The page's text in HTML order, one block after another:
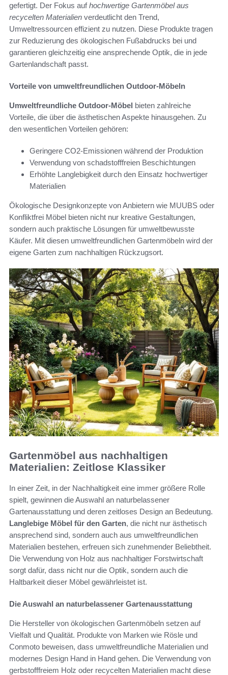
gefertigt. Der Fokus aufhochwertige Gartenmöbel aus
recycelten Materialien verdeutlicht den Trend,
Umweltressourcen effizient zu nutzen. Diese Produkte tragen
zur Reduzierung des ökologischen Fußabdrucks bei und
garantieren gleichzeitig eine ansprechende Optik, die in jede
Gartenlandschaft passt.
Vorteile von umweltfreundlichen Outdoor-Möbeln
Umweltfreundliche Outdoor-Möbel bieten zahlreiche
Vorteile, die über die ästhetischen Aspekte hinausgehen. Zu
den wesentlichen Vorteilen gehören:
Geringere CO2-Emissionen während der Produktion
Verwendung von schadstofffreien Beschichtungen
Erhöhte Langlebigkeit durch den Einsatz hochwertiger
Materialien
Ökologische Designkonzepte von Anbietern wie MUUBS oder
Konfliktfrei Möbel bieten nicht nur kreative Gestaltungen,
sondern auch praktische Lösungen für umweltbewusste
Käufer. Mit diesen umweltfreundlichen Gartenmöbeln wird der
eigene Garten zum nachhaltigen Rückzugsort.
Gartenmöbel aus nachhaltigen
Materialien: Zeitlose Klassiker
In einer Zeit, in der Nachhaltigkeit eine immer größere Rolle
spielt, gewinnen die Auswahl an naturbelassener
Gartenausstattung und deren zeitloses Design an Bedeutung.
Langlebige Möbel für den Garten, die nicht nur ästhetisch
ansprechend sind, sondern auch aus umweltfreundlichen
Materialien bestehen, erfreuen sich zunehmender Beliebtheit.
Die Verwendung von Holz aus nachhaltiger Forstwirtschaft
sorgt dafür, dass nicht nur die Optik, sondern auch die
Haltbarkeit dieser Möbel gewährleistet ist.
Die Auswahl an naturbelassener Gartenausstattung
Die Hersteller von ökologischen Gartenmöbeln setzen auf
Vielfalt und Qualität. Produkte von Marken wie Rösle und
Conmoto beweisen, dass umweltfreundliche Materialien und
modernes Design Hand in Hand gehen. Die Verwendung von
gerbstofffreiem Holz oder recycelten Materialien macht diese